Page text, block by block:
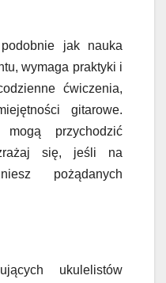
jak nauka
wymaga praktyki i
ćwiczenia,
gitarowe.
przychodzić
się, jeśli na
pożądanych
ukulelistów